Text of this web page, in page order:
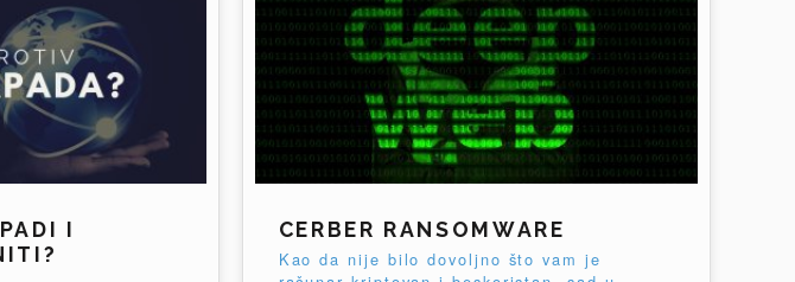
I
CERBER RANSOMWARE
Kao da nije bilo dovoljno što vam je